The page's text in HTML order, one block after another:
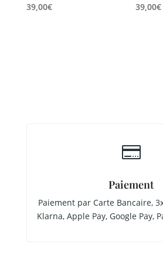
39,00€ 39,00€

Paiement
Paiement par Carte Bancaire,
Klarna, Apple Pay, Google Pay,